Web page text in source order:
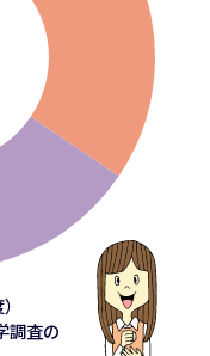
調査の